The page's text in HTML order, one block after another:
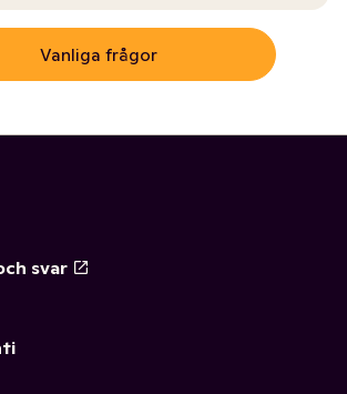
Vanliga frågor
svar